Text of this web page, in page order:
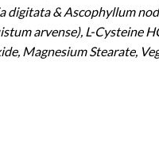
& Ascophyllum
arvense), L-Cysteine
Magnesium Stearate,